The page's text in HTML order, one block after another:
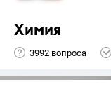
Химия
3992 вопроса